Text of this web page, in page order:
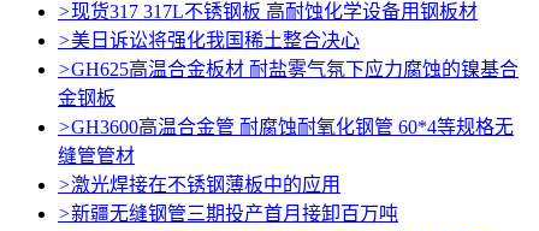
>现货317 317L不锈钢板 高耐蚀化学设备用钢板材
>美日诉讼将强化我国稀土整合决心
>GH625高温合金板材 耐盐雾气氛下应力腐蚀的镍基合
金钢板
>GH3600高温合金管 耐腐蚀耐氧化钢管 60*4等规格无
缝管管材
>激光焊接在不锈钢薄板中的应用
>新疆无缝钢管三期投产首月接卸百万吨